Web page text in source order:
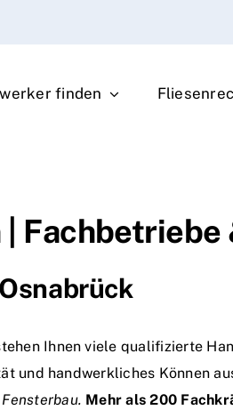
finden
Ihnen viele qualifizierte
und handwerkliches Können
Mehr als 200